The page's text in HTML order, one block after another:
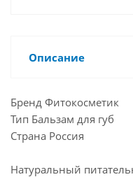
Описание
Бренд Фитокосметик
Тип Бальзам для губ
Страна Россия
Натуральный